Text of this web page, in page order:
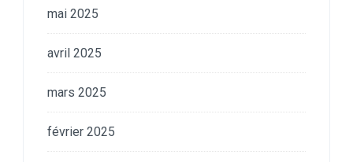
mai 2025
avril 2025
mars 2025
février 2025